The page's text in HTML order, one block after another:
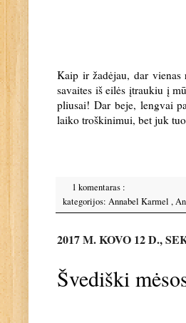
Kaip ir žadėjau, dar vienas
savaites iš eilės įtraukiu į
pliusai! Dar beje, lengvai
laiko troškinimui, bet juk
1 komentaras :
kategorijos: Annabel Karmel ,
2017 M. KOVO 12 D.,
Švediški